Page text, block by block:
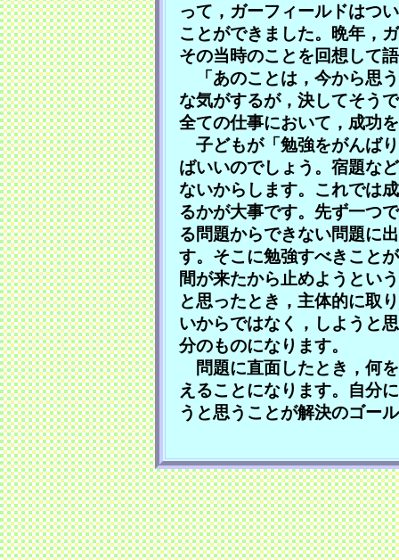
って，ガーフィールドはつ
ことができました。晩年，
その当時のことを回想して
「あのことは，今から思
な気がするが，決してそう
全ての仕事において，成功
子どもが「勉強をがんば
ばいいのでしょう。宿題な
ないからします。これでは
るかが大事です。先ず一つ
る問題からできない問題に
す。そこに勉強すべきこと
間が来たから止めようとい
と思ったとき，主体的に取
いからではなく，しようと
分のものになります。
問題に直面したとき，何
えることになります。自分
うと思うことが解決のゴー